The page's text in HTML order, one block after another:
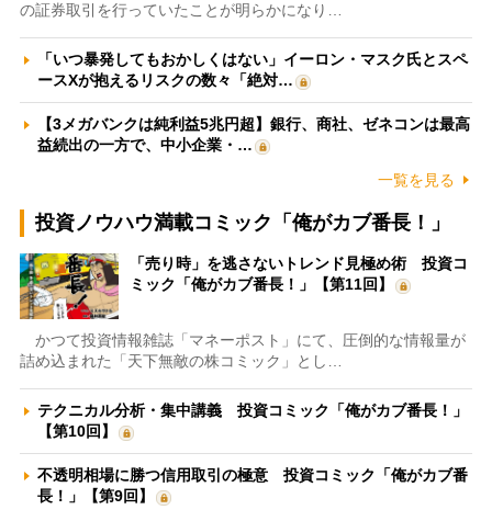
の証券取引を行っていたことが明らかになり…
「いつ暴発してもおかしくはない」イーロン・マスク氏とスペ
ースXが抱えるリスクの数々「絶対…
【3メガバンクは純利益5兆円超】銀行、商社、ゼネコンは最高
益続出の一方で、中小企業・…
一覧を見る
投資ノウハウ満載コミック「俺がカブ番長！」
「売り時」を逃さないトレンド見極め術 投資コ
ミック「俺がカブ番長！」【第11回】
かつて投資情報雑誌「マネーポスト」にて、圧倒的な情報量が
詰め込まれた「天下無敵の株コミック」とし…
テクニカル分析・集中講義 投資コミック「俺がカブ番長！」
【第10回】
不透明相場に勝つ信用取引の極意 投資コミック「俺がカブ番
長！」【第9回】